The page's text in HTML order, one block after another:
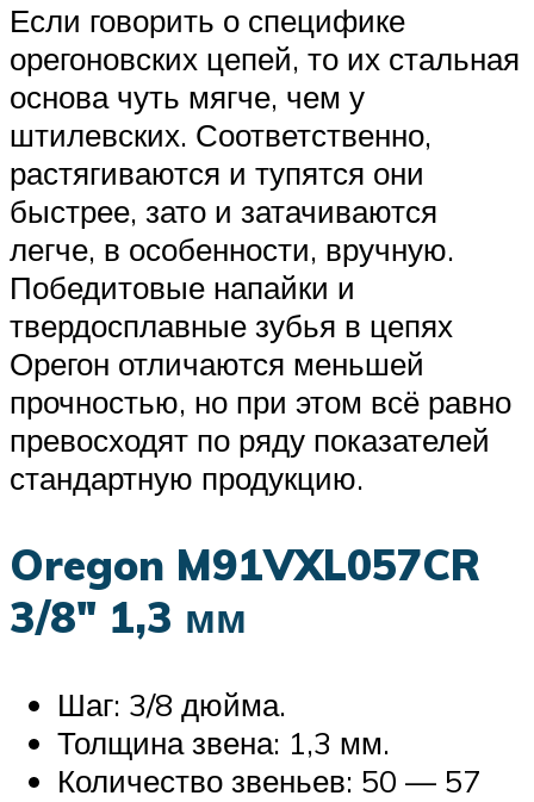
Если говорить о специфике
орегоновских цепей, то их стальная
основа чуть мягче, чем у
штилевских. Соответственно,
растягиваются и тупятся они
быстрее, зато и затачиваются
легче, в особенности, вручную.
Победитовые напайки и
твердосплавные зубья в цепях
Орегон отличаются меньшей
прочностью, но при этом всё равно
превосходят по ряду показателей
стандартную продукцию.
Oregon M91VXL057CR
3/8″ 1,3 мм
Шаг: 3/8 дюйма.
Толщина звена: 1,3 мм.
Количество звеньев: 50 — 57